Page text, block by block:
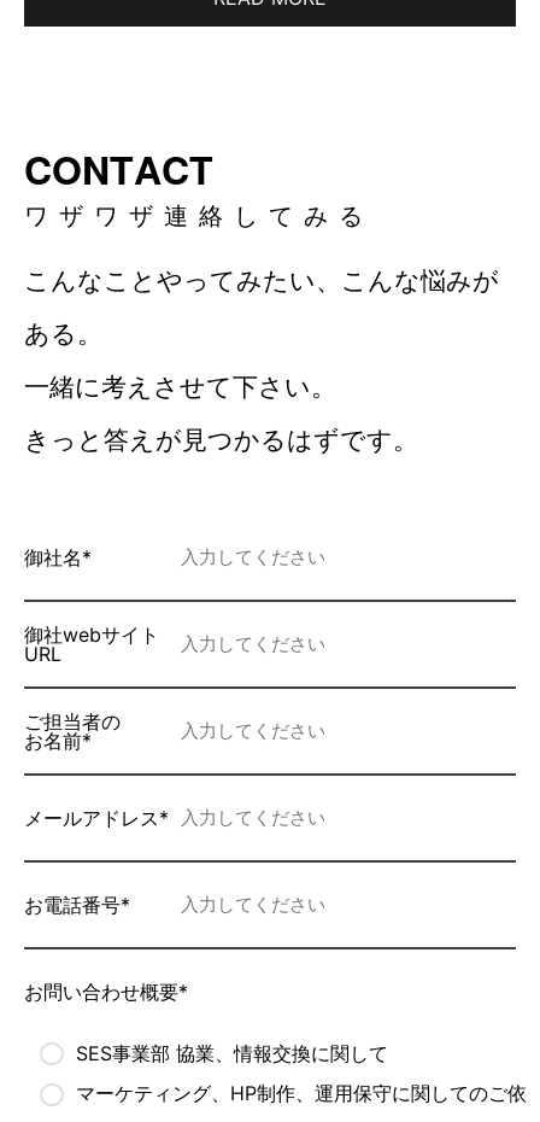
CONTACT
ワ ザ ワ ザ 連 絡 し て み る
こんなことやってみたい、こんな悩みが
ある。
一緒に考えさせて下さい。
きっと答えが見つかるはずです。
御社名*
御社webサイト
URL
ご担当者の
お名前*
メールアドレス*
お電話番号*
お問い合わせ概要*
SES事業部 協業、情報交換に関して
マーケティング、HP制作、運用保守に関してのご依